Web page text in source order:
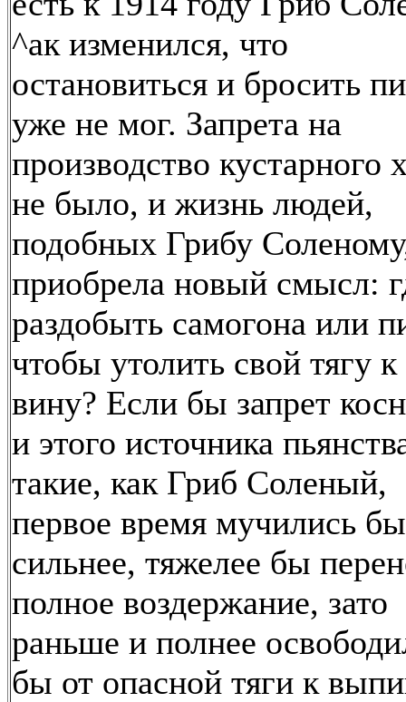
^ак изменился, что
остановиться и бросить
уже не мог. Запрета на
производство кустарного
не было, и жизнь людей,
подобных Грибу
приобрела новый смысл:
раздобыть самогона или
чтобы утолить свой тягу к
вину? Если бы запрет
и этого источника
такие, как Гриб Соленый,
первое время мучились бы
сильнее, тяжелее бы
полное воздержание, зато
раньше и полнее
бы от опасной тяги к